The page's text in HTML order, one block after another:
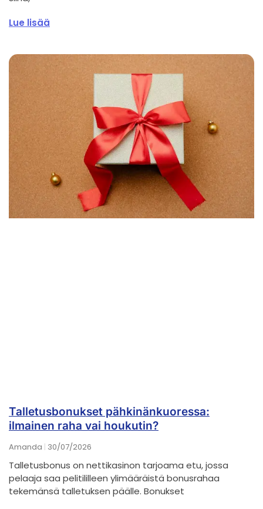
Lue lisää
Talletusbonukset pähkinänkuoressa:
ilmainen raha vai houkutin?
Amanda 30/07/2026
Talletusbonus on nettikasinon tarjoama etu, jossa
pelaaja saa pelitililleen ylimääräistä bonusrahaa
tekemänsä talletuksen päälle. Bonukset